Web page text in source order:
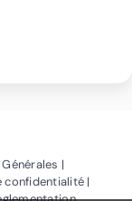
fenêtre)(Ouvre une
fenêtre)
confidentialité(Ouvre